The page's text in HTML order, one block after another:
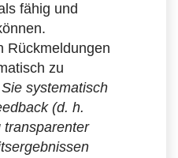
fähig und
Rückmeldungen
zu
systematisch
(d. h.
transparenter